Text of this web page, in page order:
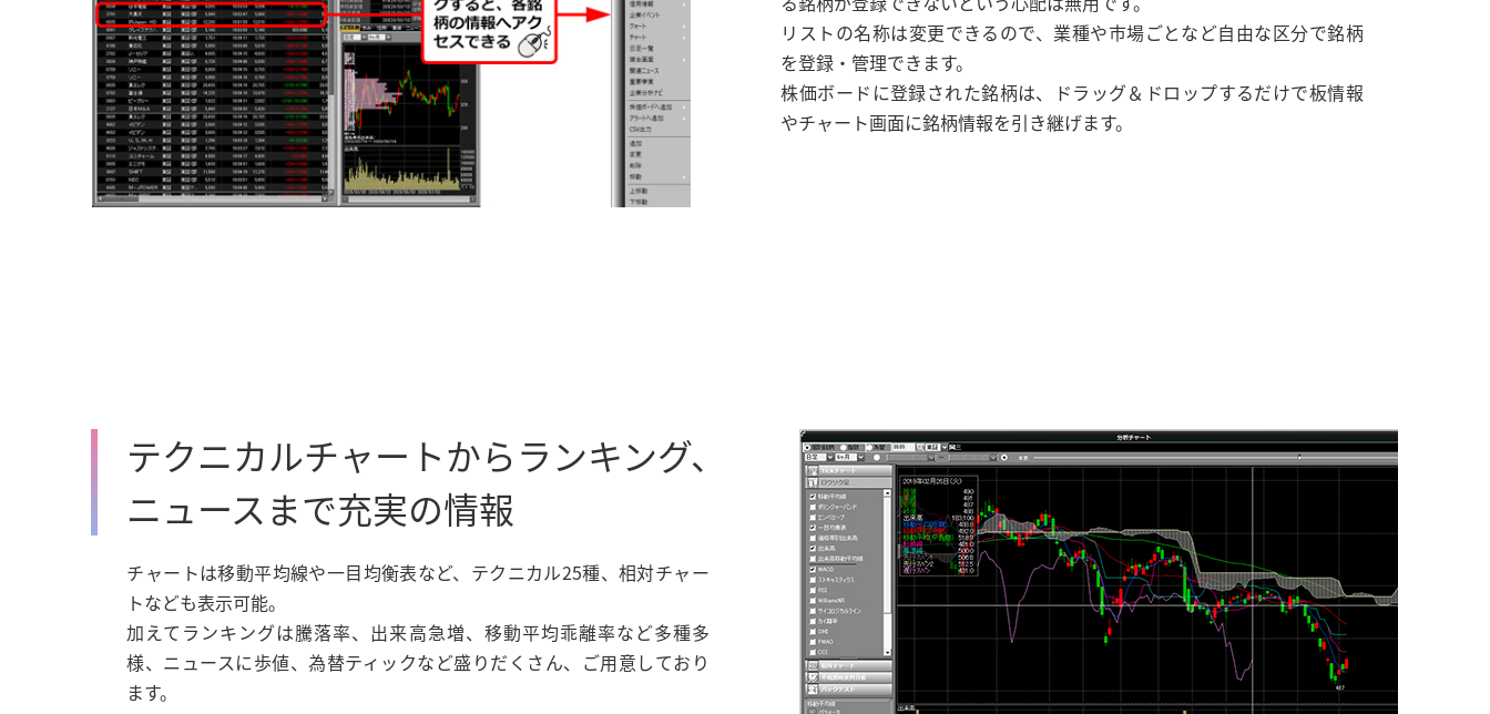
リストの名称は変更できるので、業種や市場ごとなど自由な区分で銘柄
を登録・管理できます。
株価ボードに登録された銘柄は、ドラッグ＆ドロップするだけで板情報
やチャート画面に銘柄情報を引き継げます。
テクニカルチャートからランキング、
ニュースまで充実の情報
チャートは移動平均線や一目均衡表など、テクニカル25種、相対チャー
トなども表示可能。
加えてランキングは騰落率、出来高急増、移動平均乖離率など多種多
様、ニュースに歩値、為替ティックなど盛りだくさん、ご用意しており
ます。